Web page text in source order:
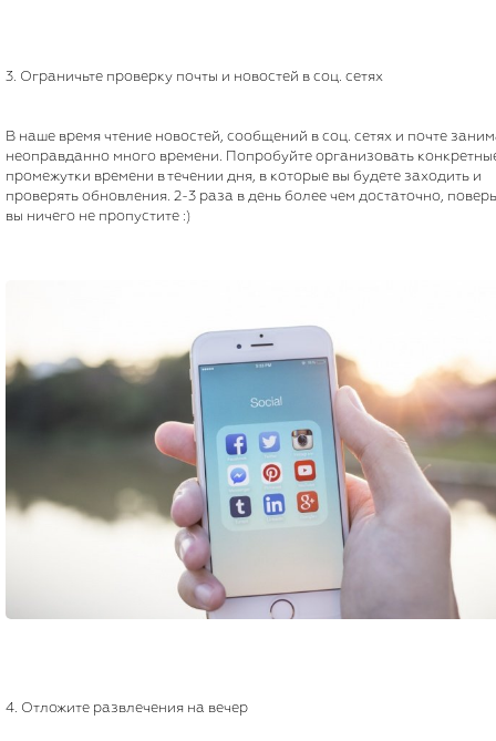
3. Ограничьте проверку почты и новостей в соц. сетях
В наше время чтение новостей, сообщений в соц. сетях и почте
неоправданно много времени. Попробуйте организовать
промежутки времени в течении дня, в которые вы будете заходить и
проверять обновления. 2-3 раза в день более чем достаточно,
вы ничего не пропустите :)
4. Отложите развлечения на вечер